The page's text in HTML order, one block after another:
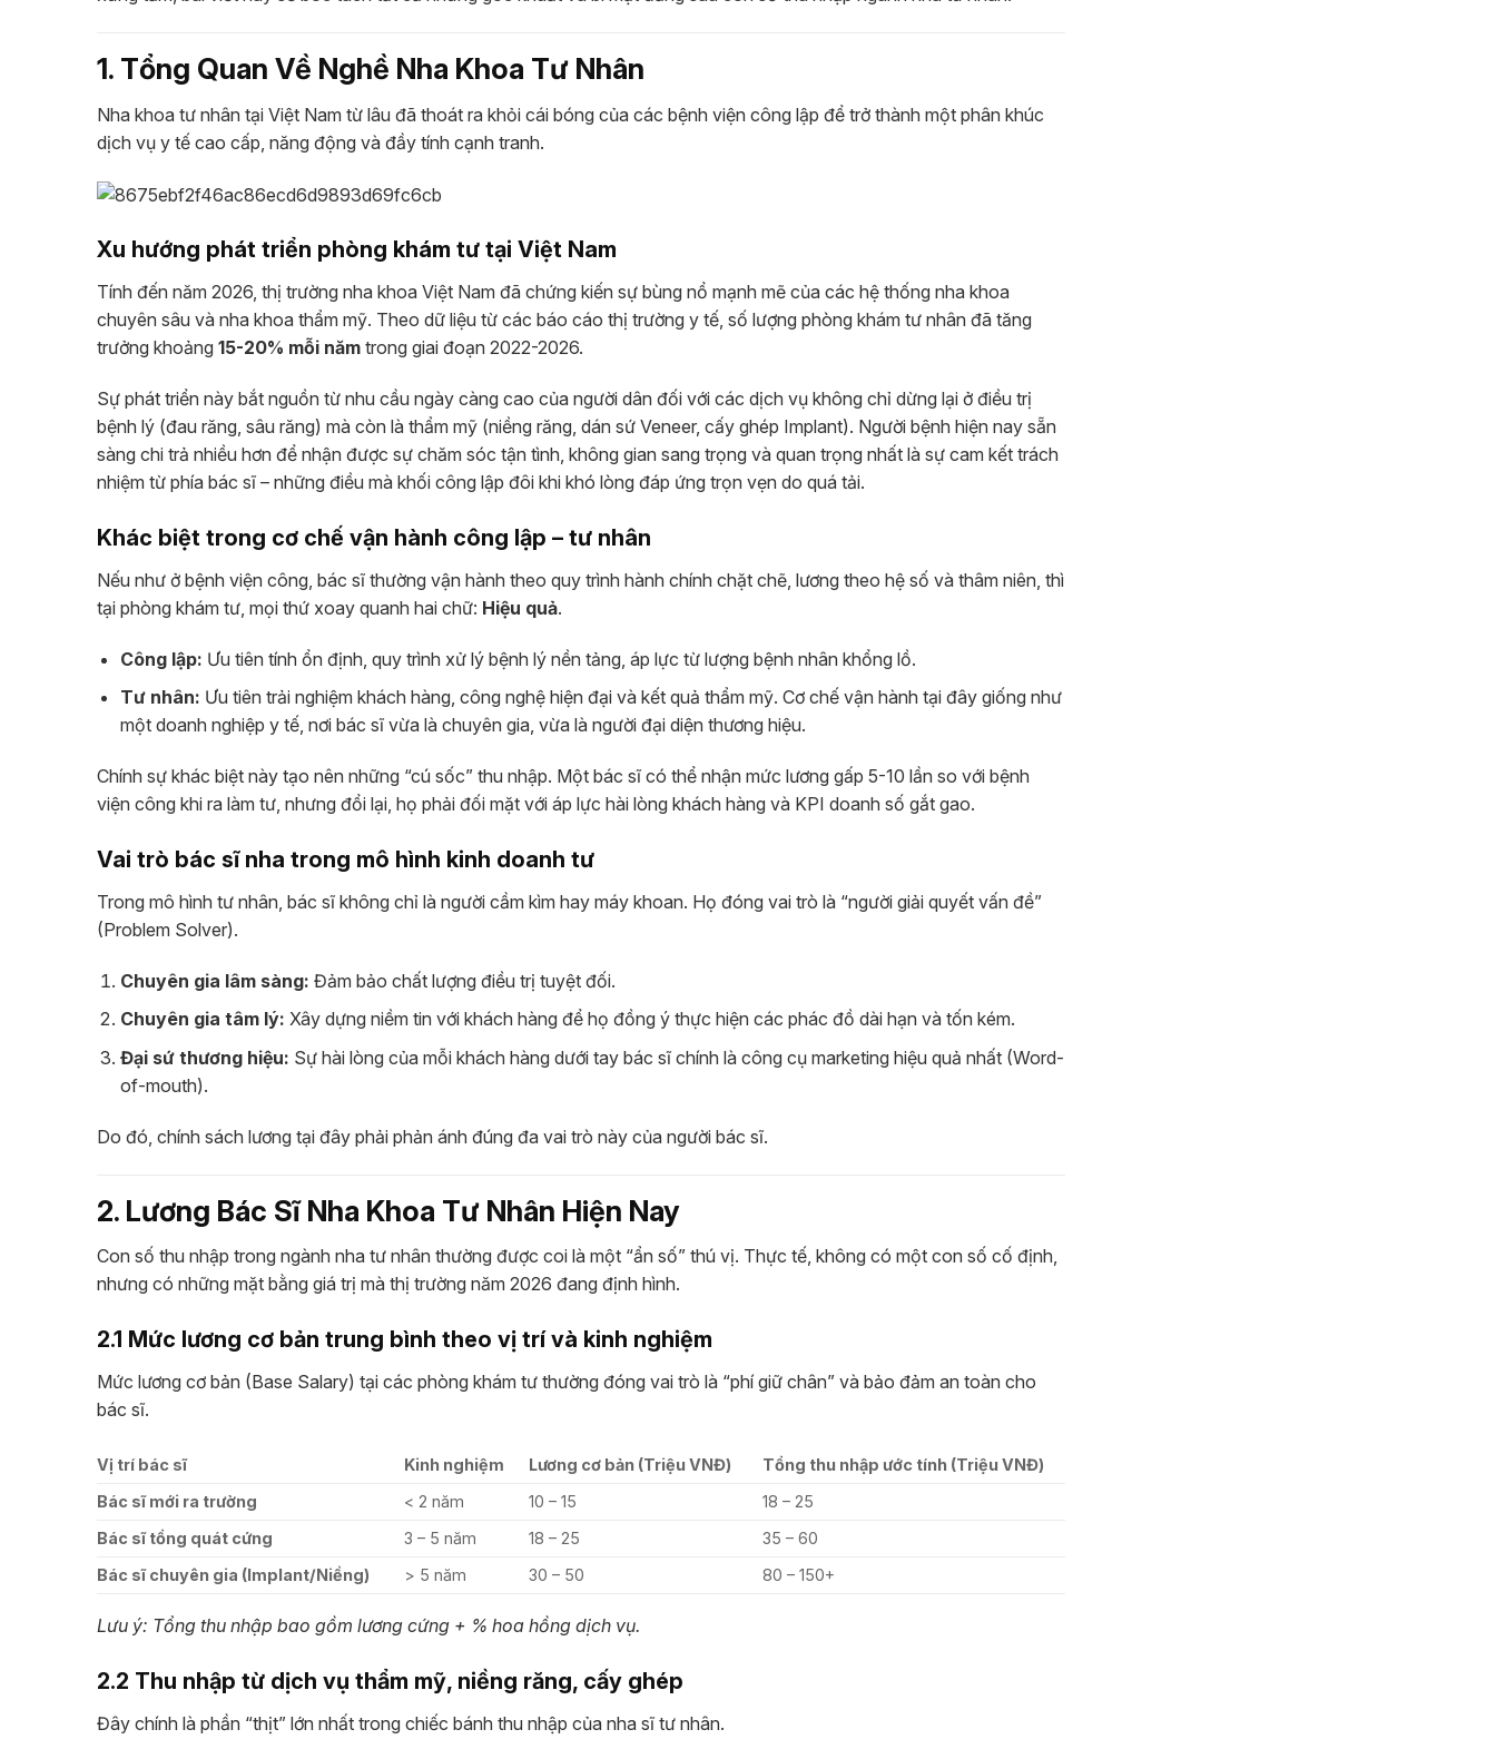
1. Tổng Quan Về Nghề Nha Khoa Tư Nhân
Nha khoa tư nhân tại Việt Nam từ lâu đã thoát ra khỏi cái bóng của các bệnh viện công lập để trở thành một phân khúc
dịch vụ y tế cao cấp, năng động và đầy tính cạnh tranh.
Xu hướng phát triển phòng khám tư tại Việt Nam
Tính đến năm 2026, thị trường nha khoa Việt Nam đã chứng kiến sự bùng nổ mạnh mẽ của các hệ thống nha khoa
chuyên sâu và nha khoa thẩm mỹ. Theo dữ liệu từ các báo cáo thị trường y tế, số lượng phòng khám tư nhân đã tăng
trưởng khoảng 15-20% mỗi năm trong giai đoạn 2022-2026.
Sự phát triển này bắt nguồn từ nhu cầu ngày càng cao của người dân đối với các dịch vụ không chỉ dừng lại ở điều trị
bệnh lý (đau răng, sâu răng) mà còn là thẩm mỹ (niềng răng, dán sứ Veneer, cấy ghép Implant). Người bệnh hiện nay sẵn
sàng chi trả nhiều hơn để nhận được sự chăm sóc tận tình, không gian sang trọng và quan trọng nhất là sự cam kết trách
nhiệm từ phía bác sĩ – những điều mà khối công lập đôi khi khó lòng đáp ứng trọn vẹn do quá tải.
Khác biệt trong cơ chế vận hành công lập – tư nhân
Nếu như ở bệnh viện công, bác sĩ thường vận hành theo quy trình hành chính chặt chẽ, lương theo hệ số và thâm niên, thì
tại phòng khám tư, mọi thứ xoay quanh hai chữ: Hiệu quả.
Công lập: Ưu tiên tính ổn định, quy trình xử lý bệnh lý nền tảng, áp lực từ lượng bệnh nhân khổng lồ.
Tư nhân: Ưu tiên trải nghiệm khách hàng, công nghệ hiện đại và kết quả thẩm mỹ. Cơ chế vận hành tại đây giống như
một doanh nghiệp y tế, nơi bác sĩ vừa là chuyên gia, vừa là người đại diện thương hiệu.
Chính sự khác biệt này tạo nên những “cú sốc” thu nhập. Một bác sĩ có thể nhận mức lương gấp 5-10 lần so với bệnh
viện công khi ra làm tư, nhưng đổi lại, họ phải đối mặt với áp lực hài lòng khách hàng và KPI doanh số gắt gao.
Vai trò bác sĩ nha trong mô hình kinh doanh tư
Trong mô hình tư nhân, bác sĩ không chỉ là người cầm kìm hay máy khoan. Họ đóng vai trò là “người giải quyết vấn đề”
(Problem Solver).
Chuyên gia lâm sàng: Đảm bảo chất lượng điều trị tuyệt đối.
Chuyên gia tâm lý: Xây dựng niềm tin với khách hàng để họ đồng ý thực hiện các phác đồ dài hạn và tốn kém.
Đại sứ thương hiệu: Sự hài lòng của mỗi khách hàng dưới tay bác sĩ chính là công cụ marketing hiệu quả nhất (Word-
of-mouth).
Do đó, chính sách lương tại đây phải phản ánh đúng đa vai trò này của người bác sĩ.
2. Lương Bác Sĩ Nha Khoa Tư Nhân Hiện Nay
Con số thu nhập trong ngành nha tư nhân thường được coi là một “ẩn số” thú vị. Thực tế, không có một con số cố định,
nhưng có những mặt bằng giá trị mà thị trường năm 2026 đang định hình.
2.1 Mức lương cơ bản trung bình theo vị trí và kinh nghiệm
Mức lương cơ bản (Base Salary) tại các phòng khám tư thường đóng vai trò là “phí giữ chân” và bảo đảm an toàn cho
bác sĩ.
Vị trí bác sĩ Kinh nghiệm Lương cơ bản (Triệu VNĐ)
Tổng thu nhập ước tính (Triệu VNĐ)
Bác sĩ mới ra trường
< 2 năm 10 – 15
18 – 25
Bác sĩ tổng quát cứng
3 – 5 năm 18 – 25
35 – 60
Bác sĩ chuyên gia (Implant/Niềng)
> 5 năm 30 – 50 80 – 150+
Lưu ý: Tổng thu nhập bao gồm lương cứng + % hoa hồng dịch vụ.
2.2 Thu nhập từ dịch vụ thẩm mỹ, niềng răng, cấy ghép
Đây chính là phần “thịt” lớn nhất trong chiếc bánh thu nhập của nha sĩ tư nhân.